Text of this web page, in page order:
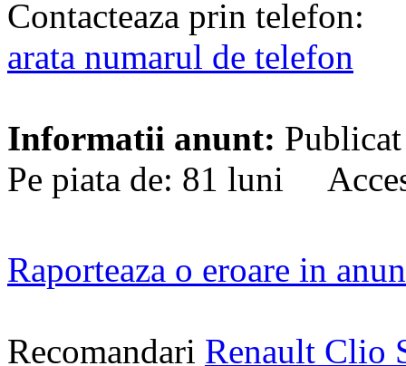
Contacteaza prin telefon:
arata numarul de telefon
Informatii anunt:
Pe piata de: 81 luni
Raporteaza o eroare in
Recomandari Renault Clio